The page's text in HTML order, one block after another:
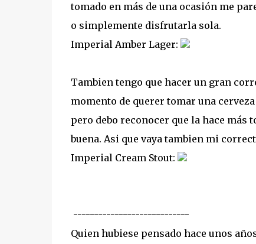
tomado en más de una ocasión me
o simplemente disfrutarla sola.
Imperial Amber Lager:
Tambien tengo que hacer un gran
momento de querer tomar una
pero debo reconocer que la hace más
buena. Asi que vaya tambien mi
Imperial Cream Stout:
----------------------------
Quien hubiese pensado hace unos